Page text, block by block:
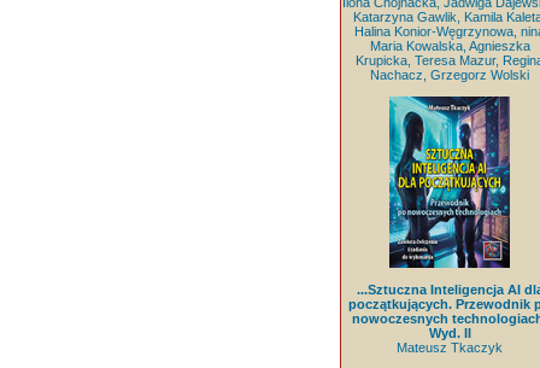
Katarzyna Gawlik, Kamila
Halina Konior-Węgrzynowa,
Maria Kowalska, Agnieszka
Krupicka, Teresa Mazur,
Nachacz, Grzegorz Wolski
...Sztuczna Inteligencja AI
początkujących. Przewodnik
nowoczesnych
Wyd. II
Mateusz Tkaczyk